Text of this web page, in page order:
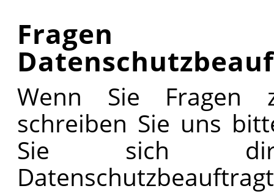
Wenn Sie Fragen
schreiben Sie uns
Sie sich